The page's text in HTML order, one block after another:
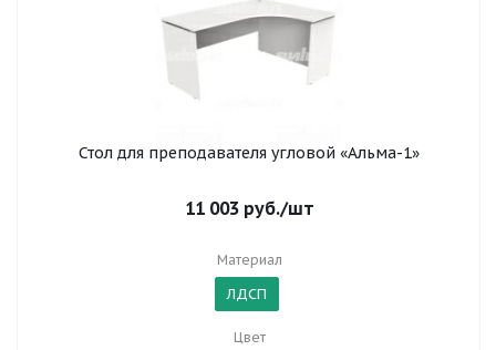
Стол для преподавателя угловой «Альма-1»
11 003руб./шт
Материал
ЛДСП
Цвет